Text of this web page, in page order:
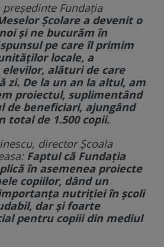
Fundația
Școlare a devenit o
și ne bucurăm în
pe care îl primim
locale, a
alături de care
zi. De la un an la altul, am
proiectul, suplimentând
beneficiari, ajungând
total de 1.500 copii.
director Școala
Faptul că Fundația
în asemenea proiecte
copiilor, dând un
nutriției în școli
dar și foarte
pentru copiii din mediul